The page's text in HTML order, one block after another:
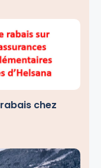
chez